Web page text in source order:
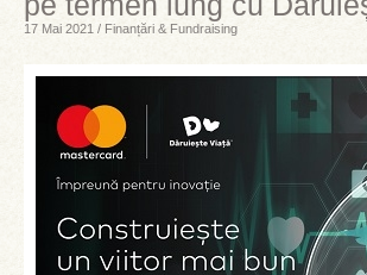
17 Mai 2021 / Finanțări & Fundraising